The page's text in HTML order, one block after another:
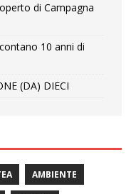
di Campagna
10 anni di
(DA) DIECI
AMBIENTE